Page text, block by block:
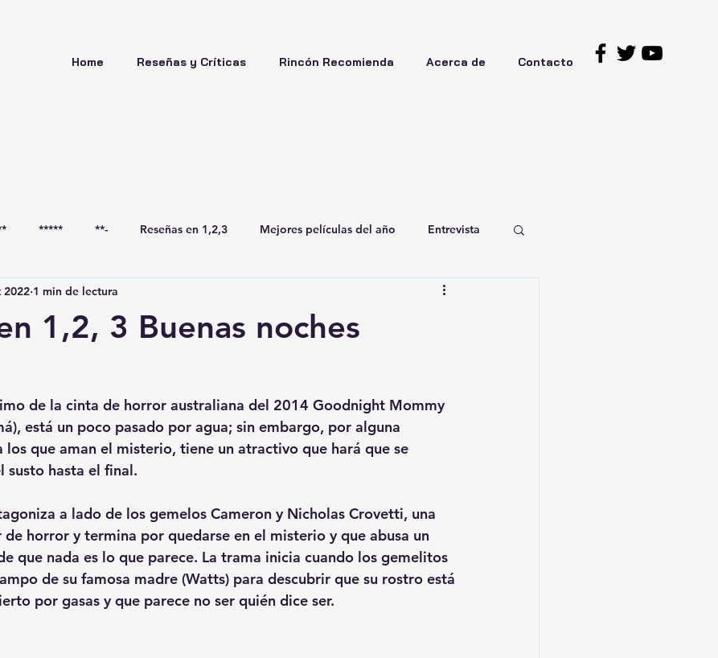
Home Reseñas y Críticas Rincón Recomienda Acerca de Contacto
***** **- Reseñas en 1,2,3 Mejores películas del año Entrevista
1,2, 3 Buenas noches
2022 1 min de lectura
de la cinta de horror australiana del 2014 Goodnight Mommy
está un poco pasado por agua; sin embargo, por alguna
los que aman el misterio, tiene un atractivo que hará que se
susto hasta el final.
a lado de los gemelos Cameron y Nicholas Crovetti, una
horror y termina por quedarse en el misterio y que abusa un
que nada es lo que parece. La trama inicia cuando los gemelitos
de su famosa madre (Watts) para descubrir que su rostro está
por gasas y que parece no ser quién dice ser.